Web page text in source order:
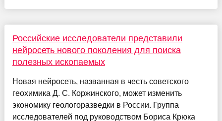
Российские исследователи представили
нейросеть нового поколения для поиска
полезных ископаемых
Новая нейросеть, названная в честь советского
геохимика Д. С. Коржинского, может изменить
экономику геологоразведки в России. Группа
исследователей под руководством Бориса Крюка